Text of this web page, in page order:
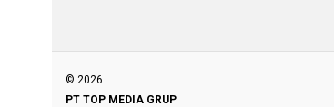
© 2026
PT TOP MEDIA GRUP